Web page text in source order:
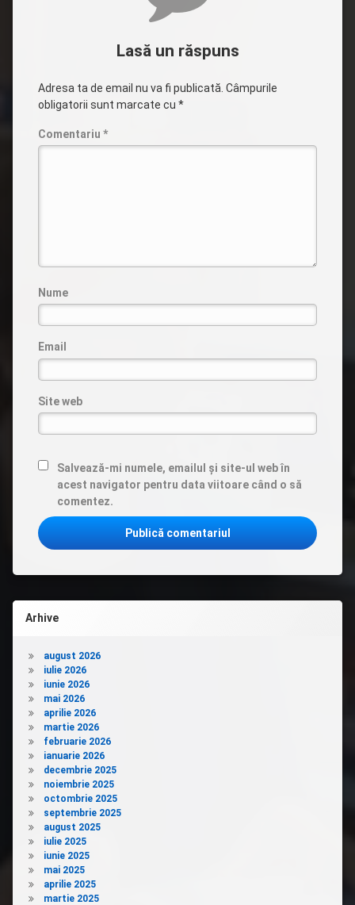
Lasă un răspuns
Adresa ta de email nu va fi publicată. Câmpurile
obligatorii sunt marcate cu *
Comentariu *
Nume
Email
Site web
Salvează-mi numele, emailul și site-ul web în
acest navigator pentru data viitoare când o să
comentez.
Arhive
august 2026
iulie 2026
iunie 2026
mai 2026
aprilie 2026
martie 2026
februarie 2026
ianuarie 2026
decembrie 2025
noiembrie 2025
octombrie 2025
septembrie 2025
august 2025
iulie 2025
iunie 2025
mai 2025
aprilie 2025
martie 2025